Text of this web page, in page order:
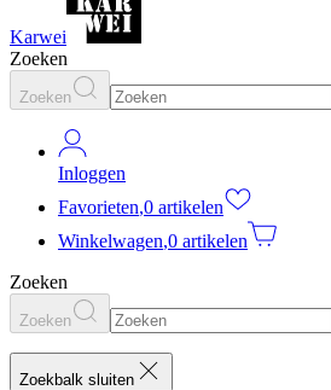
Karwei
Zoeken
Zoeken
Inloggen
Favorieten,0 artikelen
Winkelwagen,0 artikelen
Zoeken
Zoeken
Zoekbalk sluiten